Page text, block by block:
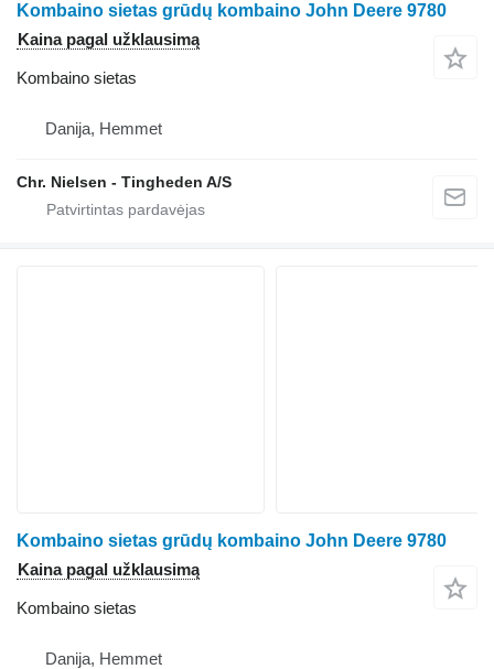
Kombaino sietas grūdų kombaino John Deere 9780
Kaina pagal užklausimą
Kombaino sietas
Danija, Hemmet
Chr. Nielsen - Tingheden A/S
Kombaino sietas grūdų kombaino John Deere 9780
Kaina pagal užklausimą
Kombaino sietas
Danija, Hemmet